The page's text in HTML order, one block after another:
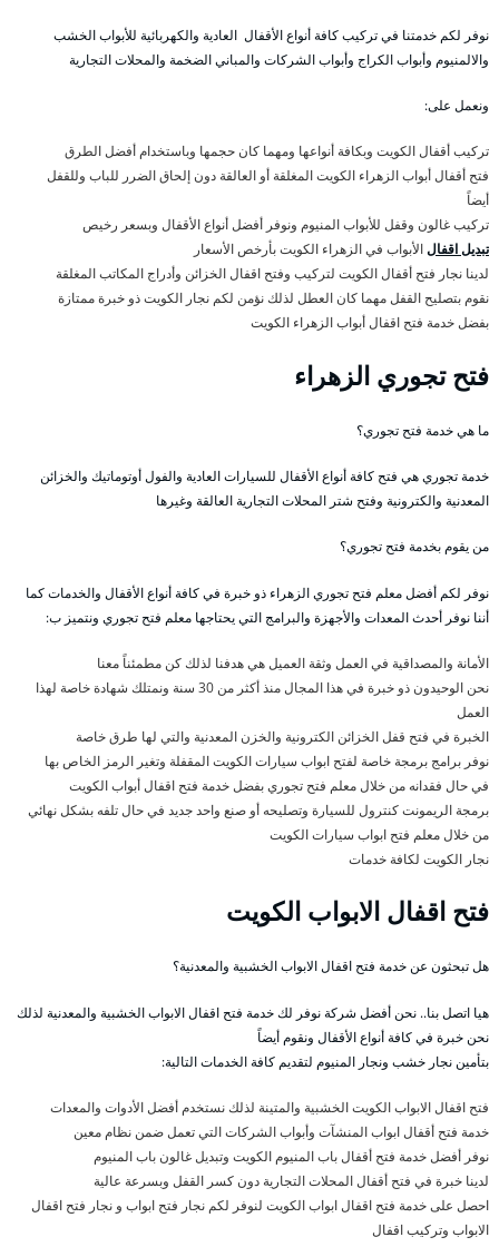
نوفر لكم خدمتنا في تركيب كافة أنواع الأقفال العادية والكهربائية للأبواب الخشب
والالمنيوم وأبواب الكراج وأبواب الشركات والمباني الضخمة والمحلات التجارية
ونعمل على:
تركيب أقفال الكويت وبكافة أنواعها ومهما كان حجمها وباستخدام أفضل الطرق
فتح أقفال أبواب الزهراء الكويت المغلقة أو العالقة دون إلحاق الضرر للباب وللقفل
أيضاً
تركيب غالون وقفل للأبواب المنيوم ونوفر أفضل أنواع الأقفال وبسعر رخيص
تبديل اقفالالأبواب في الزهراء الكويت بأرخص الأسعار
لدينا نجار فتح أقفال الكويت لتركيب وفتح اقفال الخزائن وأدراج المكاتب المغلقة
نقوم بتصليح القفل مهما كان العطل لذلك نؤمن لكم نجار الكويت ذو خبرة ممتازة
بفضل خدمة فتح اقفال أبواب الزهراء الكويت
فتح تجوري الزهراء
ما هي خدمة فتح تجوري؟
خدمة تجوري هي فتح كافة أنواع الأقفال للسيارات العادية والفول أوتوماتيك والخزائن
المعدنية والكترونية وفتح شتر المحلات التجارية العالقة وغيرها
من يقوم بخدمة فتح تجوري؟
نوفر لكم أفضل معلم فتح تجوري الزهراء ذو خبرة في كافة أنواع الأقفال والخدمات كما
أننا نوفر أحدث المعدات والأجهزة والبرامج التي يحتاجها معلم فتح تجوري ونتميز ب:
الأمانة والمصداقية في العمل وثقة العميل هي هدفنا لذلك كن مطمئناً معنا
نحن الوحيدون ذو خبرة في هذا المجال منذ أكثر من 30 سنة ونمتلك شهادة خاصة لهذا
العمل
الخبرة في فتح قفل الخزائن الكترونية والخزن المعدنية والتي لها طرق خاصة
نوفر برامج برمجة خاصة لفتح ابواب سيارات الكويت المقفلة وتغير الرمز الخاص بها
في حال فقدانه من خلال معلم فتح تجوري بفضل خدمة فتح اقفال أبواب الكويت
برمجة الريمونت كنترول للسيارة وتصليحه أو صنع واحد جديد في حال تلفه بشكل نهائي
من خلال معلم فتح ابواب سيارات الكويت
نجار الكويت لكافة خدمات
فتح اقفال الابواب الكويت
هل تبحثون عن خدمة فتح اقفال الابواب الخشبية والمعدنية؟
هيا اتصل بنا.. نحن أفضل شركة نوفر لك خدمة فتح اقفال الابواب الخشبية والمعدنية لذلك
نحن خبرة في كافة أنواع الأقفال ونقوم أيضاً
بتأمين نجار خشب ونجار المنيوم لتقديم كافة الخدمات التالية:
فتح اقفال الابواب الكويت الخشبية والمتينة لذلك نستخدم أفضل الأدوات والمعدات
خدمة فتح أقفال ابواب المنشآت وأبواب الشركات التي تعمل ضمن نظام معين
نوفر أفضل خدمة فتح أقفال باب المنيوم الكويت وتبديل غالون باب المنيوم
لدينا خبرة في فتح أقفال المحلات التجارية دون كسر القفل وبسرعة عالية
احصل على خدمة فتح اقفال ابواب الكويت لنوفر لكم نجار فتح ابواب و نجار فتح اقفال
الابواب وتركيب اقفال